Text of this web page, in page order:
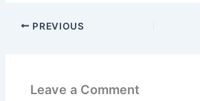
PREVIOUS
Leave a Comment